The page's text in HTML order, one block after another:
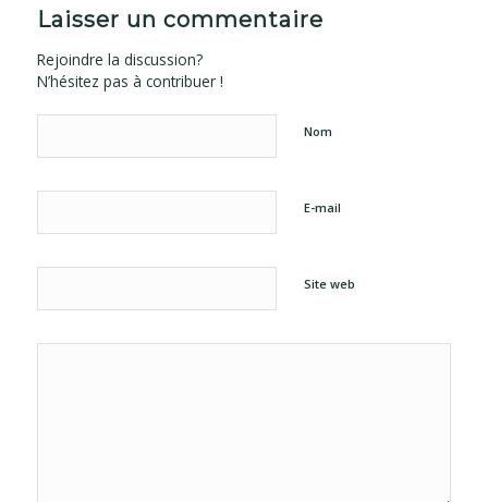
Laisser un commentaire
Rejoindre la discussion?
N’hésitez pas à contribuer !
Nom
E-mail
Site web